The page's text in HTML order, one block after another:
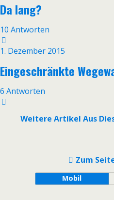
Da lang?
10 Antworten
1. Dezember 2015
Eingeschränkte
6 Antworten
Weitere Artikel Aus
Zum
Mobil